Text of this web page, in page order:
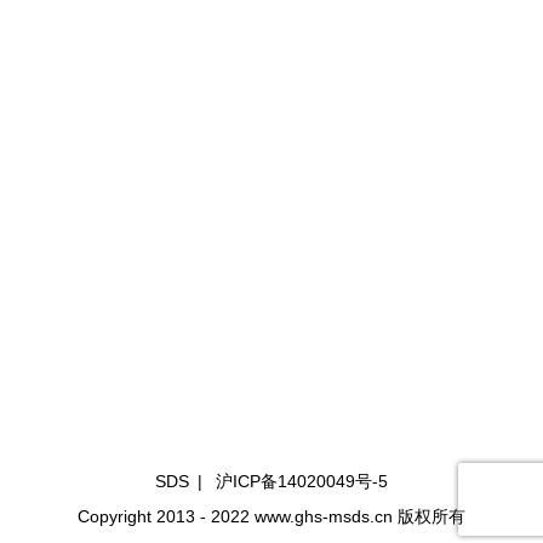
SDS | 沪ICP备14020049号-5
Copyright 2013 - 2022 www.ghs-msds.cn 版权所有